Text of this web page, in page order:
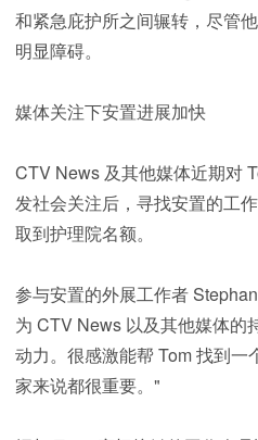
和紧急庇护所之间辗转，尽管
明显障碍。
媒体关注下安置进展加快
CTV News 及其他媒体近期对
发社会关注后，寻找安置的工
取到护理院名额。
参与安置的外展工作者
为 CTV News 以及其他媒体的
动力。很感激能帮 Tom 找到一
家来说都很重要。"